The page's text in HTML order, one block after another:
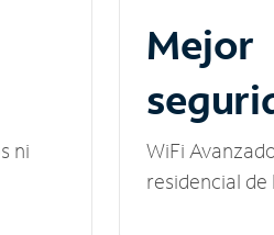
ni
Mejor
WiFi
residencial de